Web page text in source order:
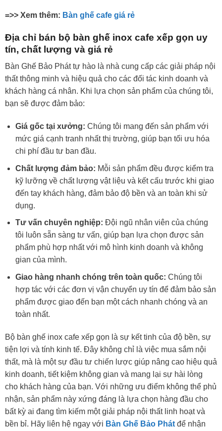
=>> Xem thêm: Bàn ghế cafe giá rẻ
Địa chỉ bán bộ bàn ghế inox cafe xếp gọn uy
tín, chất lượng và giá rẻ
Bàn Ghế Bảo Phát tự hào là nhà cung cấp các giải pháp nội
thất thông minh và hiệu quả cho các đối tác kinh doanh và
khách hàng cá nhân. Khi lựa chọn sản phẩm của chúng tôi,
bạn sẽ được đảm bảo:
Giá gốc tại xưởng: Chúng tôi mang đến sản phẩm với
mức giá cạnh tranh nhất thị trường, giúp bạn tối ưu hóa
chi phí đầu tư ban đầu.
Chất lượng đảm bảo: Mỗi sản phẩm đều được kiểm tra
kỹ lưỡng về chất lượng vật liệu và kết cấu trước khi giao
đến tay khách hàng, đảm bảo độ bền và an toàn khi sử
dụng.
Tư vấn chuyên nghiệp: Đội ngũ nhân viên của chúng
tôi luôn sẵn sàng tư vấn, giúp bạn lựa chọn được sản
phẩm phù hợp nhất với mô hình kinh doanh và không
gian của mình.
Giao hàng nhanh chóng trên toàn quốc: Chúng tôi
hợp tác với các đơn vị vận chuyển uy tín để đảm bảo sản
phẩm được giao đến bạn một cách nhanh chóng và an
toàn nhất.
Bộ bàn ghế inox cafe xếp gọn là sự kết tinh của độ bền, sự
tiện lợi và tính kinh tế. Đây không chỉ là việc mua sắm nội
thất, mà là một sự đầu tư chiến lược giúp nâng cao hiệu quả
kinh doanh, tiết kiệm không gian và mang lại sự hài lòng
cho khách hàng của bạn. Với những ưu điểm không thể phủ
nhận, sản phẩm này xứng đáng là lựa chọn hàng đầu cho
bất kỳ ai đang tìm kiếm một giải pháp nội thất linh hoạt và
bền bỉ. Hãy liên hệ ngay với Bàn Ghế Bảo Phát để nhận